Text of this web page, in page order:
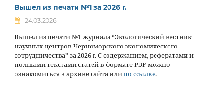
Вышел из печати №1 за 2026 г.
24.03.2026
Вышел из печати №1 журнала “Экологический вестник
научных центров Черноморского экономического
сотрудничества” за 2026 г. С содержанием, рефератами и
полными текстами статей в формате PDF можно
ознакомиться в архиве сайта илипо ссылке.